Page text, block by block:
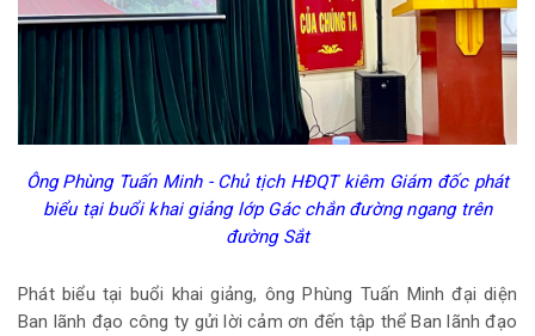
Ông Phùng Tuấn Minh - Chủ tịch HĐQT kiêm Giám đốc phát
biểu tại buổi khai giảng lớp Gác chắn đường ngang trên
đường Sắt
Phát biểu tại buổi khai giảng, ông Phùng Tuấn Minh đại diện
Ban lãnh đạo công ty gửi lời cảm ơn đến tập thể Ban lãnh đạo